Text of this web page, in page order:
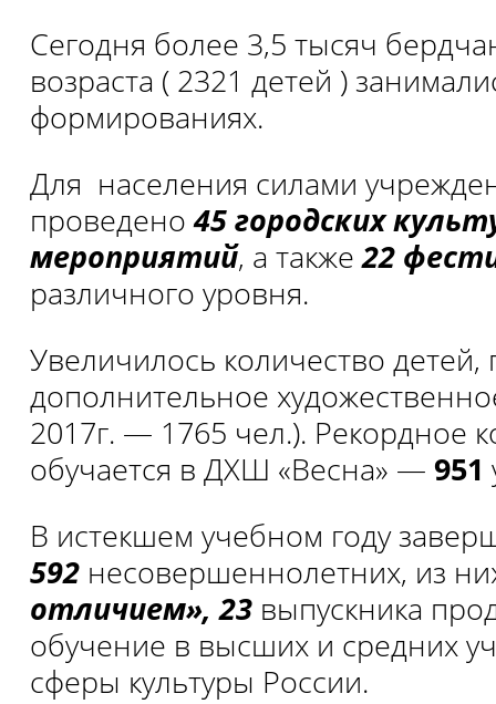
Сегодня более 3,5 тысяч
возраста ( 2321 детей )
формированиях.
Для населения силами
проведено45городских
мероприятий, а также22
различного уровня.
Увеличилось количество
дополнительное
2017г. — 1765 чел.). Рекордное
обучается в ДХШ «Весна» — 951
В истекшем учебном году
592 несовершеннолетних, из
отличием», 23 выпускника
обучение в высших и средних
сферы культуры России.